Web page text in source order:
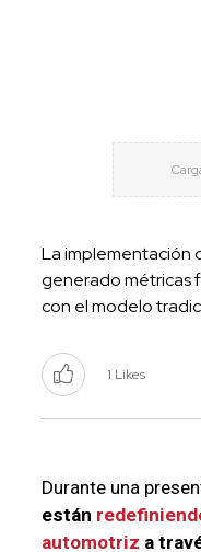
La implementación
generado métricas
con el modelo
1 Likes
Durante una
están
automotriz a